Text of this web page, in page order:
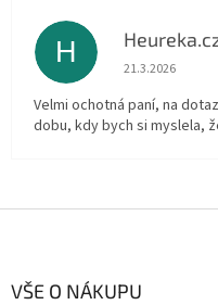
H Hodnocení
21.3.2026
Velmi ochotná paní, na
dobu, kdy bych si myslela,
VŠE O NÁKUPU